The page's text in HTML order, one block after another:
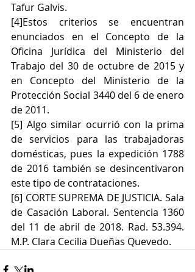
Tafur Galvis.
[4]Estos criterios se encuentran
enunciados en el Concepto de la
Oficina Jurídica del Ministerio del
Trabajo del 30 de octubre de 2015 y
en Concepto del Ministerio de la
Protección Social 3440 del 6 de enero
de 2011.
[5] Algo similar ocurrió con la prima
de servicios para las trabajadoras
domésticas, pues la expedición 1788
de 2016 también se desincentivaron
este tipo de contrataciones.
[6] CORTE SUPREMA DE JUSTICIA. Sala
de Casación Laboral. Sentencia 1360
del 11 de abril de 2018. Rad. 53.394.
M.P. Clara Cecilia Dueñas Quevedo.